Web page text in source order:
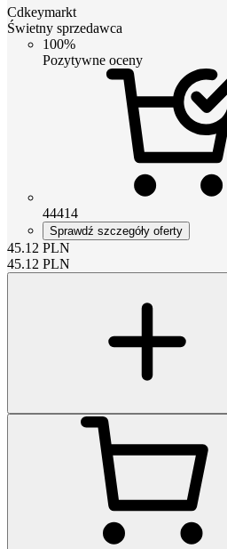
Cdkeymarkt
Świetny sprzedawca
100%
Pozytywne oceny
44414
Sprawdź szczegóły oferty
45.12 PLN
45.12 PLN